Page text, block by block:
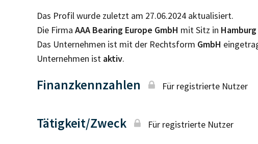
Das Profil wurde zuletzt am 27.06.2024 aktualisiert.
Die Firma AAA Bearing Europe GmbH mit Sitz in Hamburg
Das Unternehmen ist mit der Rechtsform GmbH
Unternehmen ist aktiv.
Finanzkennzahlen Für registrierte Nutzer
Tätigkeit/Zweck Für registrierte Nutzer